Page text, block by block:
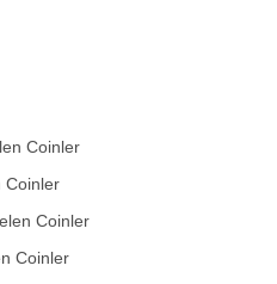
Coinler
Coinler
Coinler
Coinler